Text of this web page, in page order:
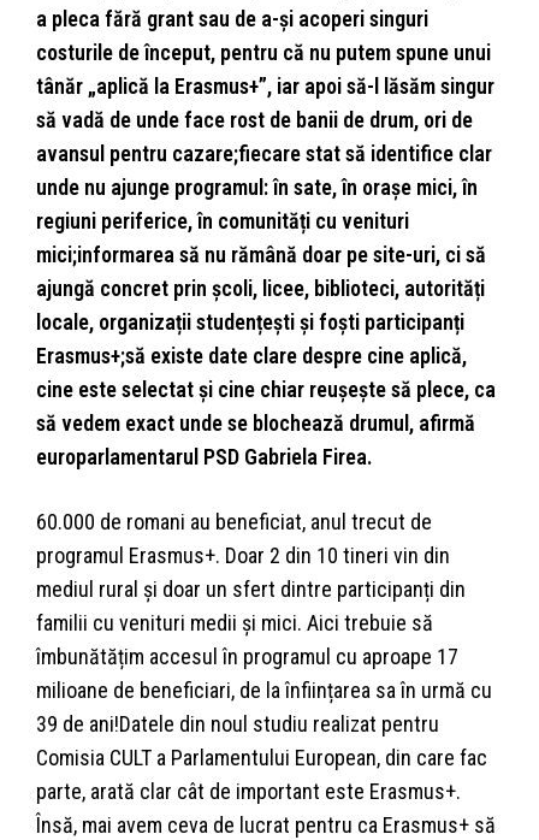
a pleca fără grant sau de a-și acoperi singuri
costurile de început, pentru că nu putem spune unui
tânăr „aplică la Erasmus+”, iar apoi să-l lăsăm singur
să vadă de unde face rost de banii de drum, ori de
avansul pentru cazare;fiecare stat să identifice clar
unde nu ajunge programul: în sate, în orașe mici, în
regiuni periferice, în comunități cu venituri
mici;informarea să nu rămână doar pe site-uri, ci să
ajungă concret prin școli, licee, biblioteci, autorități
locale, organizații studențești și foști participanți
Erasmus+;să existe date clare despre cine aplică,
cine este selectat și cine chiar reușește să plece, ca
să vedem exact unde se blochează drumul, afirmă
europarlamentarul PSD Gabriela Firea.
60.000 de romani au beneficiat, anul trecut de
programul Erasmus+. Doar 2 din 10 tineri vin din
mediul rural și doar un sfert dintre participanți din
familii cu venituri medii și mici. Aici trebuie să
îmbunătățim accesul în programul cu aproape 17
milioane de beneficiari, de la înființarea sa în urmă cu
39 de ani!Datele din noul studiu realizat pentru
Comisia CULT a Parlamentului European, din care fac
parte, arată clar cât de important este Erasmus+.
Însă, mai avem ceva de lucrat pentru ca Erasmus+ să